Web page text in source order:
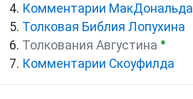
Комментарии МакДональда
Толковая Библия Лопухина
Толкования Августина ●
Комментарии Скоуфилда